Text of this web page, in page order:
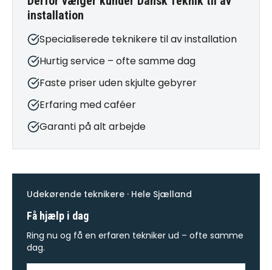
installation
Specialiserede teknikere til av installation
Hurtig service – ofte samme dag
Faste priser uden skjulte gebyrer
Erfaring med caféer
Garanti på alt arbejde
Udekørende teknikere · Hele Sjælland
Få hjælp i dag
Ring nu og få en erfaren tekniker ud – ofte samme
dag.